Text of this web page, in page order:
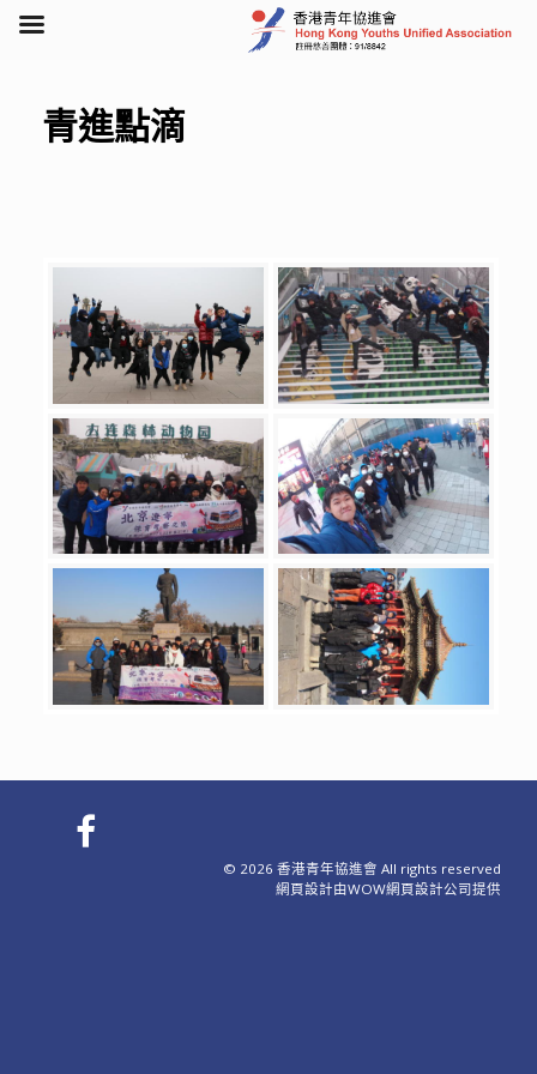
content青進點滴
© 2026 香港青年協進會 All rights reserved
網頁設計由WOW網頁設計公司提供